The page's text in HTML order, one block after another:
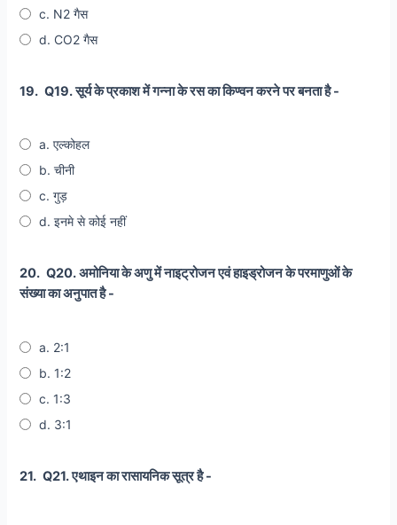
c. N2 गैस
d. CO2 गैस
19. Q19. सूर्य के प्रकाश में गन्ना के रस का किण्वन करने पर बनता है -
a. एल्कोहल
b. चीनी
c. गुड़
d. इनमे से कोई नहीं
20. Q20. अमोनिया के अणु में नाइट्रोजन एवं हाइड्रोजन के परमाणुओं के
संख्या का अनुपात है -
a. 2:1
b. 1:2
c. 1:3
d. 3:1
21. Q21. एथाइन का रासायनिक सूत्र है -